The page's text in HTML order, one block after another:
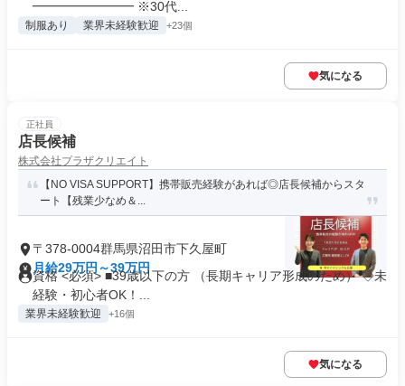
━━━━━━━━ ※30代...
制服あり 業界未経験歓迎 +23個
気になる
正社員
店長候補
株式会社プラザクリエイト
【NO VISA SUPPORT】携帯販売経験があれば◎店長候補からスタ
ート【残業少なめ＆...
〒378-0004群馬県沼田市下久屋町
月給29万円～39万円
資格 <必須> ■39歳以下の方 （長期キャリア形成のため） ◇未
経験・初心者OK！...
業界未経験歓迎 +16個
気になる